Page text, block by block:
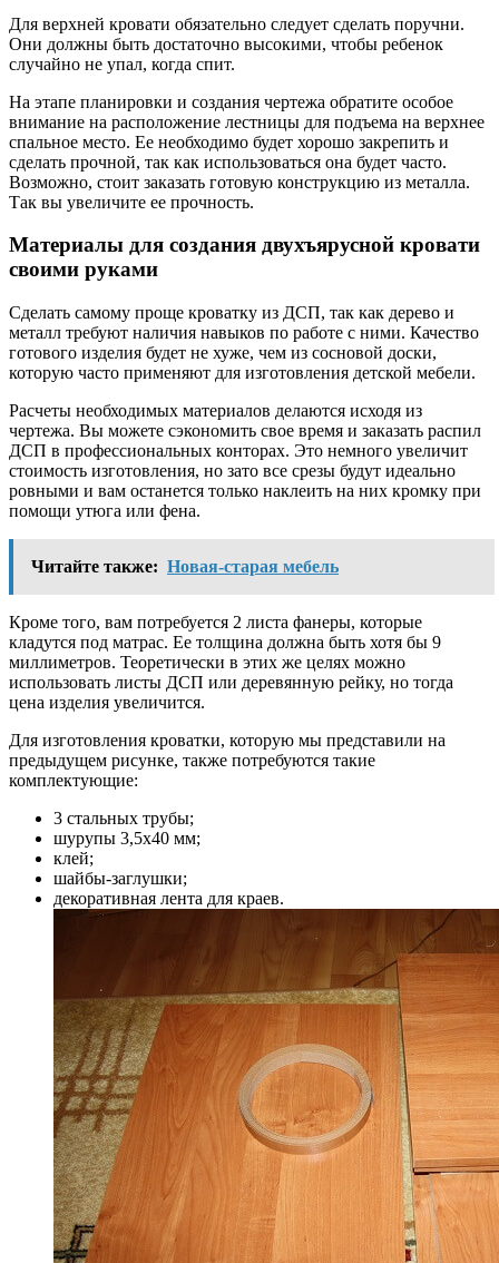
Для верхней кровати обязательно следует сделать поручни.
Они должны быть достаточно высокими, чтобы ребенок
случайно не упал, когда спит.
На этапе планировки и создания чертежа обратите особое
внимание на расположение лестницы для подъема на верхнее
спальное место. Ее необходимо будет хорошо закрепить и
сделать прочной, так как использоваться она будет часто.
Возможно, стоит заказать готовую конструкцию из металла.
Так вы увеличите ее прочность.
Материалы для создания двухъярусной кровати
своими руками
Сделать самому проще кроватку из ДСП, так как дерево и
металл требуют наличия навыков по работе с ними. Качество
готового изделия будет не хуже, чем из сосновой доски,
которую часто применяют для изготовления детской мебели.
Расчеты необходимых материалов делаются исходя из
чертежа. Вы можете сэкономить свое время и заказать распил
ДСП в профессиональных конторах. Это немного увеличит
стоимость изготовления, но зато все срезы будут идеально
ровными и вам останется только наклеить на них кромку при
помощи утюга или фена.
Читайте также: Новая-старая мебель
Кроме того, вам потребуется 2 листа фанеры, которые
кладутся под матрас. Ее толщина должна быть хотя бы 9
миллиметров. Теоретически в этих же целях можно
использовать листы ДСП или деревянную рейку, но тогда
цена изделия увеличится.
Для изготовления кроватки, которую мы представили на
предыдущем рисунке, также потребуются такие
комплектующие:
3 стальных трубы;
шурупы 3,5х40 мм;
клей;
шайбы-заглушки;
декоративная лента для краев.